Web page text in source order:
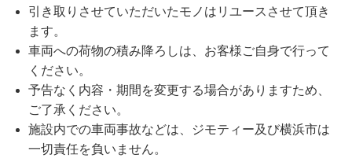
引き取りさせていただいたモノはリユースさせて頂き
ます。
車両への荷物の積み降ろしは、お客様ご自身で行って
ください。
予告なく内容・期間を変更する場合がありますため、
ご了承ください。
施設内での車両事故などは、ジモティー及び横浜市は
一切責任を負いません。